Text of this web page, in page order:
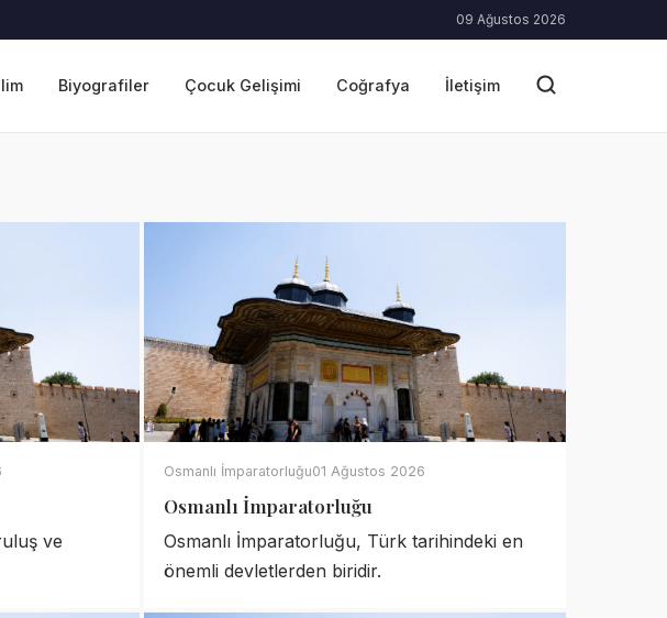
09 Ağustos 2026
Biyografiler Çocuk Gelişimi Coğrafya İletişim
ve
Osmanlı İmparatorluğu01 Ağustos 2026
Osmanlı İmparatorluğu
Osmanlı İmparatorluğu, Türk tarihindeki en
önemli devletlerden biridir.